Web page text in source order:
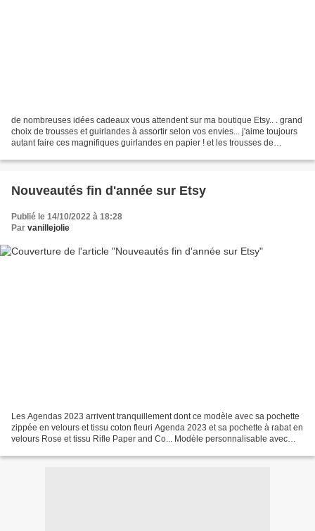
de nombreuses idées cadeaux vous attendent sur ma boutique Etsy.. . grand
choix de trousses et guirlandes à assortir selon vos envies... j'aime toujours
autant faire ces magnifiques guirlandes en papier ! et les trousses de
Nouveautés fin d'année sur Etsy
Publié le 14/10/2022 à 18:28
Par vanillejolie
Les Agendas 2023 arrivent tranquillement dont ce modèle avec sa pochette
zippée en velours et tissu coton fleuri Agenda 2023 et sa pochette à rabat en
velours Rose et tissu Rifle Paper and Co... Modèle personnalisable avec